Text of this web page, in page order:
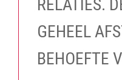
RELATIES.
GEHEEL
BEHOEFTE